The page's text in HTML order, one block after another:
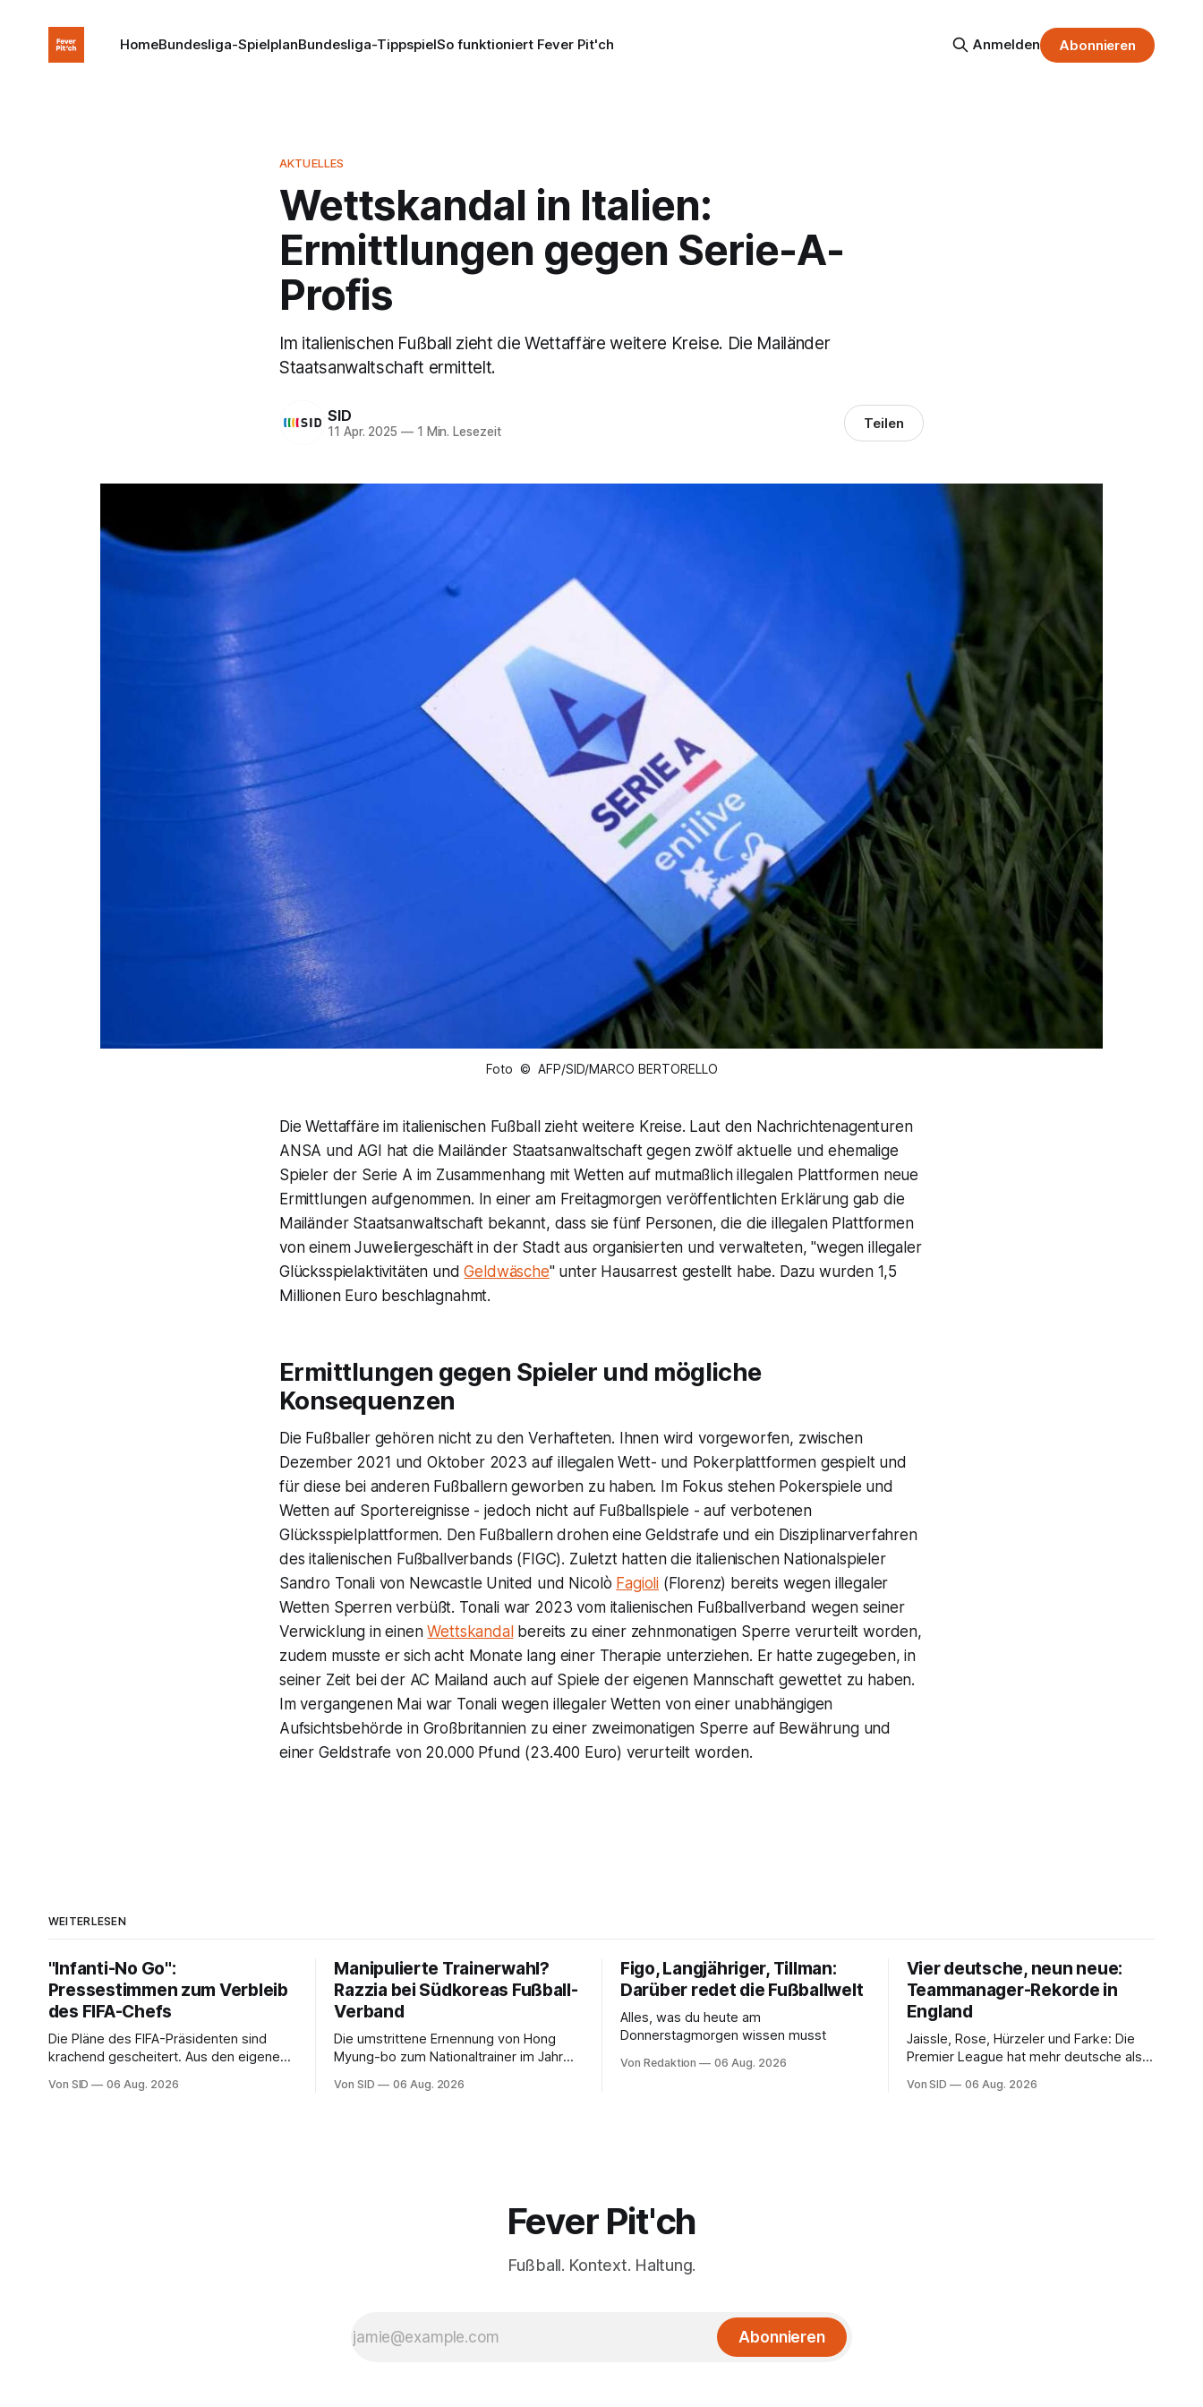
HomeBundesliga-SpielplanBundesliga-TippspielSo funktioniert Fever Pit'ch Anmelden Abonnieren
AKTUELLES
Wettskandal in Italien:
Ermittlungen gegen Serie-A-
Profis
Im italienischen Fußball zieht die Wettaffäre weitere Kreise. Die Mailänder
Staatsanwaltschaft ermittelt.
SID
11 Apr. 2025 —1 Min. Lesezeit Teilen
Foto © AFP/SID/MARCO BERTORELLO
Die Wettaffäre im italienischen Fußball zieht weitere Kreise. Laut den Nachrichtenagenturen
ANSA und AGI hat die Mailänder Staatsanwaltschaft gegen zwölf aktuelle und ehemalige
Spieler der Serie A im Zusammenhang mit Wetten auf mutmaßlich illegalen Plattformen neue
Ermittlungen aufgenommen. In einer am Freitagmorgen veröffentlichten Erklärung gab die
Mailänder Staatsanwaltschaft bekannt, dass sie fünf Personen, die die illegalen Plattformen
von einem Juweliergeschäft in der Stadt aus organisierten und verwalteten, "wegen illegaler
Glücksspielaktivitäten undGeldwäsche" unter Hausarrest gestellt habe. Dazu wurden 1,5
Millionen Euro beschlagnahmt.
Ermittlungen gegen Spieler und mögliche
Konsequenzen
Die Fußballer gehören nicht zu den Verhafteten. Ihnen wird vorgeworfen, zwischen
Dezember 2021 und Oktober 2023 auf illegalen Wett- und Pokerplattformen gespielt und
für diese bei anderen Fußballern geworben zu haben. Im Fokus stehen Pokerspiele und
Wetten auf Sportereignisse - jedoch nicht auf Fußballspiele - auf verbotenen
Glücksspielplattformen. Den Fußballern drohen eine Geldstrafe und ein Disziplinarverfahren
des italienischen Fußballverbands (FIGC). Zuletzt hatten die italienischen Nationalspieler
Sandro Tonali von Newcastle United und Nicolò Fagioli (Florenz) bereits wegen illegaler
Wetten Sperren verbüßt. Tonali war 2023 vom italienischen Fußballverband wegen seiner
Verwicklung in einenWettskandalbereits zu einer zehnmonatigen Sperre verurteilt worden,
zudem musste er sich acht Monate lang einer Therapie unterziehen. Er hatte zugegeben, in
seiner Zeit bei der AC Mailand auch auf Spiele der eigenen Mannschaft gewettet zu haben.
Im vergangenen Mai war Tonali wegen illegaler Wetten von einer unabhängigen
Aufsichtsbehörde in Großbritannien zu einer zweimonatigen Sperre auf Bewährung und
einer Geldstrafe von 20.000 Pfund (23.400 Euro) verurteilt worden.
WEITERLESEN
"Infanti-No Go":
Pressestimmen zum Verbleib
des FIFA-Chefs
Die Pläne des FIFA-Präsidenten sind
krachend gescheitert. Aus den eigenen
Unterstützung.
Von SID 06 Aug. 2026
Manipulierte Trainerwahl?
Razzia bei Südkoreas Fußball-
Verband
Die umstrittene Ernennung von Hong
Myung-bo zum Nationaltrainer im Jahr
Ermittlungsbehörden.
Von SID 06 Aug. 2026
Figo, Langjähriger, Tillman:
Darüber redet die Fußballwelt
Alles, was du heute am
Donnerstagmorgen wissen musst
Von Redaktion 06 Aug. 2026
Vier deutsche, neun neue:
Teammanager-Rekorde in
England
Jaissle, Rose, Hürzeler und Farke: Die
Premier League hat mehr deutsche als
Von SID 06 Aug. 2026
Fever Pit'ch
Fußball. Kontext. Haltung.
Abonnieren